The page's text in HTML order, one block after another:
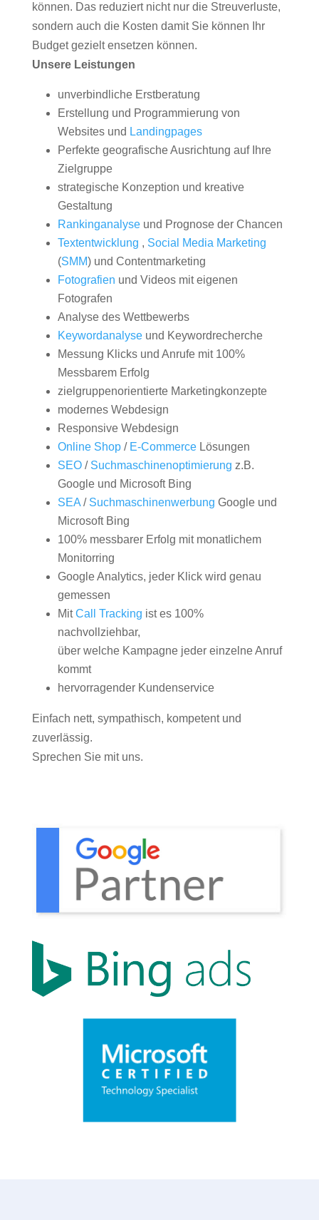
können. Das reduziert nicht nur die Streuverluste,
sondern auch die Kosten damit Sie können Ihr
Budget gezielt ensetzen können.
Unsere Leistungen
unverbindliche Erstberatung
Erstellung und Programmierung von
Websites und Landingpages
Perfekte geografische Ausrichtung auf Ihre
Zielgruppe
strategische Konzeption und kreative
Gestaltung
Rankinganalyseund Prognose der Chancen
Textentwicklung , Social Media Marketing
(SMM) und Contentmarketing
Fotografien und Videos mit eigenen
Fotografen
Analyse des Wettbewerbs
Keywordanalyseund Keywordrecherche
Messung Klicks und Anrufe mit 100%
Messbarem Erfolg
zielgruppenorientierte Marketingkonzepte
modernes Webdesign
Responsive Webdesign
Online Shop/ E-CommerceLösungen
SEO/ Suchmaschinenoptimierung z.B.
Google und Microsoft Bing
SEA/ Suchmaschinenwerbung Google und
Microsoft Bing
100% messbarer Erfolg mit monatlichem
Monitorring
Google Analytics, jeder Klick wird genau
gemessen
MitCall Tracking ist es 100%
nachvollziehbar,
über welche Kampagne jeder einzelne Anruf
kommt
hervorragender Kundenservice
Einfach nett, sympathisch, kompetent und
zuverlässig.
Sprechen Sie mit uns.